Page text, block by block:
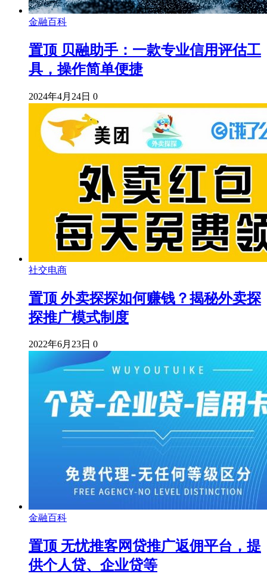
金融百科
置顶 贝融助手：一款专业信用评估工
具，操作简单便捷
2024年4月24日 0
社交电商
置顶 外卖探探如何赚钱？揭秘外卖探
探推广模式制度
2022年6月23日 0
金融百科
置顶 无忧推客网贷推广返佣平台，提
供个人贷、企业贷等